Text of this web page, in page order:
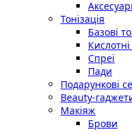
Тонізація
Базові
Спреї
Пади
Подарункові
Beauty-
Макіяж
Брови